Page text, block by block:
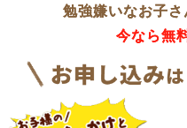
勉強嫌いなお子
今なら無